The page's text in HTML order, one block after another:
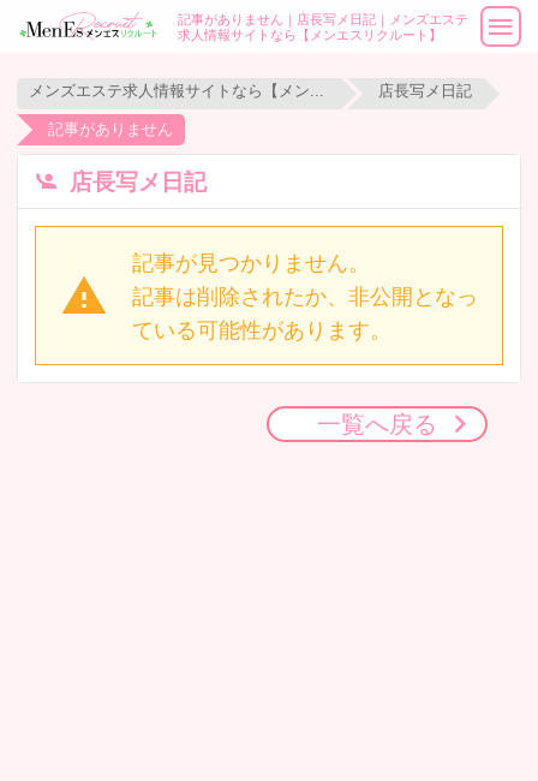
記事がありません｜店長写メ日記｜メンズエステ
求人情報サイトなら【メンエスリクルート】
店長写メ日記
記事がありません
店長写メ日記
記事が見つかりません。
記事は削除されたか、非公開となっ
ている可能性があります。
一覧へ戻る